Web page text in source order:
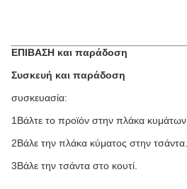
ΕΠΙΒΑΣΗ και παράδοση
Συσκευή και παράδοση
συσκευασία:
1Βάλτε το προϊόν στην πλάκα κυμάτων.
2Βάλε την πλάκα κύματος στην τσάντα.
3Βάλε την τσάντα στο κουτί.